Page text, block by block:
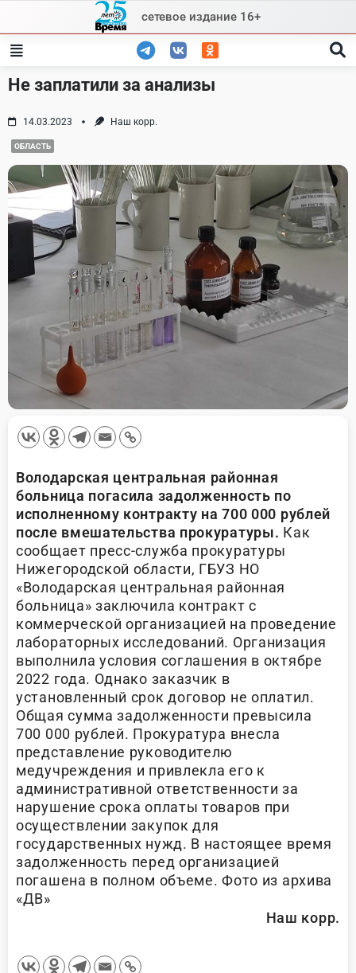
content
сетевое издание 16+
Не заплатили за анализы
14.03.2023 Наш корр.
ОБЛАСТЬ
Володарская центральная районная
больница погасила задолженность по
исполненному контракту на 700 000 рублей
после вмешательства прокуратуры. Как
сообщает пресс-служба прокуратуры
Нижегородской области, ГБУЗ НО
«Володарская центральная районная
больница» заключила контракт с
коммерческой организацией на проведение
лабораторных исследований. Организация
выполнила условия соглашения в октябре
2022 года. Однако заказчик в
установленный срок договор не оплатил.
Общая сумма задолженности превысила
700 000 рублей. Прокуратура внесла
представление руководителю
медучреждения и привлекла его к
административной ответственности за
нарушение срока оплаты товаров при
осуществлении закупок для
государственных нужд. В настоящее время
задолженность перед организацией
погашена в полном объеме. Фото из архива
«ДВ»
Наш корр.